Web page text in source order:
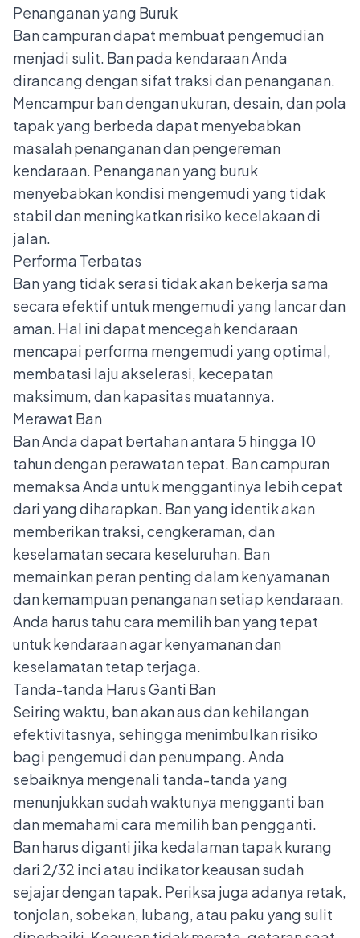
Penanganan yang Buruk
Ban campuran dapat membuat pengemudian
menjadi sulit. Ban pada kendaraan Anda
dirancang dengan sifat traksi dan penanganan.
Mencampur ban dengan ukuran, desain, dan pola
tapak yang berbeda dapat menyebabkan
masalah penanganan dan pengereman
kendaraan. Penanganan yang buruk
menyebabkan kondisi mengemudi yang tidak
stabil dan meningkatkan risiko kecelakaan di
jalan.
Performa Terbatas
Ban yang tidak serasi tidak akan bekerja sama
secara efektif untuk mengemudi yang lancar dan
aman. Hal ini dapat mencegah kendaraan
mencapai performa mengemudi yang optimal,
membatasi laju akselerasi, kecepatan
maksimum, dan kapasitas muatannya.
Merawat Ban
Ban Anda dapat bertahan antara 5 hingga 10
tahun dengan perawatan tepat. Ban campuran
memaksa Anda untuk menggantinya lebih cepat
dari yang diharapkan. Ban yang identik akan
memberikan traksi, cengkeraman, dan
keselamatan secara keseluruhan. Ban
memainkan peran penting dalam kenyamanan
dan kemampuan penanganan setiap kendaraan.
Anda harus tahu cara memilih ban yang tepat
untuk kendaraan agar kenyamanan dan
keselamatan tetap terjaga.
Tanda-tanda Harus Ganti Ban
Seiring waktu, ban akan aus dan kehilangan
efektivitasnya, sehingga menimbulkan risiko
bagi pengemudi dan penumpang. Anda
sebaiknya mengenali tanda-tanda yang
menunjukkan sudah waktunya mengganti ban
dan memahamicara memilih banpengganti.
Ban harus diganti jika kedalaman tapak kurang
dari 2/32 inci atau indikator keausan sudah
sejajar dengan tapak. Periksa juga adanya retak,
tonjolan, sobekan, lubang, atau paku yang sulit